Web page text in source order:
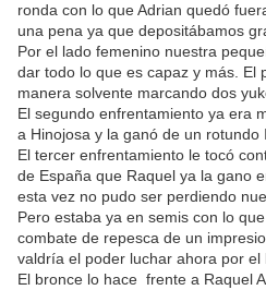
ronda con lo que Adrian quedó
una pena ya que depositábamos
Por el lado femenino nuestra
dar todo lo que es capaz y más. El
manera solvente marcando dos
El segundo enfrentamiento ya era
a Hinojosa y la ganó de un rotundo
El tercer enfrentamiento le tocó
de España que Raquel ya la gano
esta vez no pudo ser perdiendo
Pero estaba ya en semis con lo
combate de repesca de un
valdría el poder luchar ahora por el
El bronce lo hace frente a Raquel